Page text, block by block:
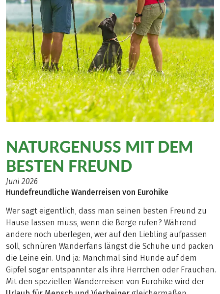
NATURGENUSS MIT DEM
BESTEN FREUND
Juni 2026
Hundefreundliche Wanderreisen von Eurohike
Wer sagt eigentlich, dass man seinen besten Freund zu
Hause lassen muss, wenn die Berge rufen? Während
andere noch überlegen, wer auf den Liebling aufpassen
soll, schnüren Wanderfans längst die Schuhe und packen
die Leine ein. Und ja: Manchmal sind Hunde auf dem
Gipfel sogar entspannter als ihre Herrchen oder Frauchen.
Mit den speziellen Wanderreisen von Eurohike wird der